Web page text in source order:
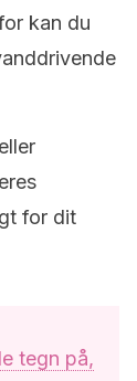
kan du
for dit
tegn på,